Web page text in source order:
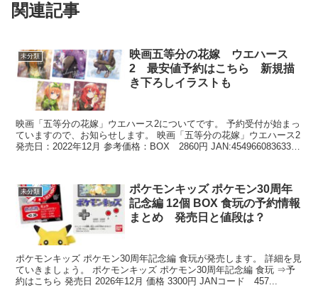
関連記事
未分類
映画五等分の花嫁 ウエハース
2 最安値予約はこちら 新規描
き下ろしイラストも
映画「五等分の花嫁」ウエハース2についてです。 予約受付が始まっ
ていますので、お知らせします。 映画「五等分の花嫁」ウエハース2
発売日：2022年12月 参考価格：BOX 2860円 JAN:4549660836339
未分類
ポケモンキッズ ポケモン30周年
記念編 12個 BOX 食玩の予約情報
まとめ 発売日と値段は？
ポケモンキッズ ポケモン30周年記念編 食玩が発売します。 詳細を見
ていきましょう。 ポケモンキッズ ポケモン30周年記念編 食玩 ⇒予
約はこちら 発売日 2026年12月 価格 3300円 JANコード 457...